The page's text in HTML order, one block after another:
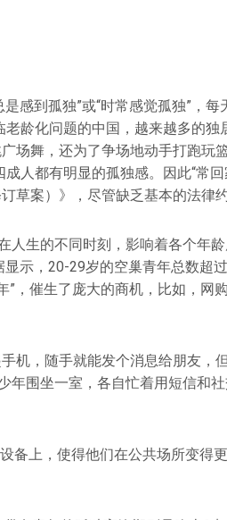
感到孤独”或“时常感觉孤独”，
龄化问题的中国，越来越多的独
场舞，还为了争场地动手打跑玩
人都有明显的孤独感。因此“常
草案）》，尽管缺乏基本的法律约
人生的不同时刻，影响着各个年
示，20-29岁的空巢青年总数超
”，催生了庞大的商机，比如，网
机，随手就能发个消息给朋友，
年围坐一室，各自忙着用短信和
备上，使得他们在公共场所变得